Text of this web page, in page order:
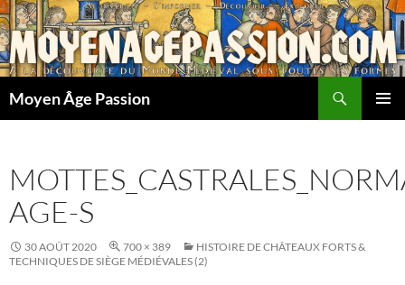
Aller
au
contenu
Moyen Âge Passion
AGE-S
30 AOÛT 2020 700 × 389
HISTOIRE DE CHÂTEAUX FORTS &
TECHNIQUES DE SIÈGE MÉDIÉVALES (2)